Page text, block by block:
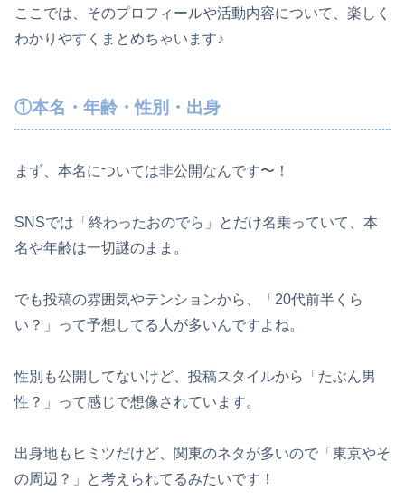
ここでは、そのプロフィールや活動内容について、楽しく
わかりやすくまとめちゃいます♪
①本名・年齢・性別・出身
まず、本名については非公開なんです〜！
SNSでは「終わったおのでら」とだけ名乗っていて、本
名や年齢は一切謎のまま。
でも投稿の雰囲気やテンションから、「20代前半くら
い？」って予想してる人が多いんですよね。
性別も公開してないけど、投稿スタイルから「たぶん男
性？」って感じで想像されています。
出身地もヒミツだけど、関東のネタが多いので「東京やそ
の周辺？」と考えられてるみたいです！